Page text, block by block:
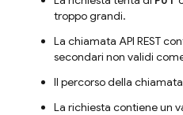
troppo grandi.
La chiamata API REST
secondari non validi
Il percorso della chiamata
La richiesta contiene un